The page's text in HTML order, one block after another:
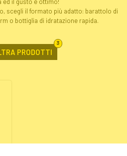
ed il gusto è ottimo!
scegli il formato più adatto: barattolo di
o bottiglia di idratazione rapida.
PRODOTTI
3FILTRI
SELEZIONATI